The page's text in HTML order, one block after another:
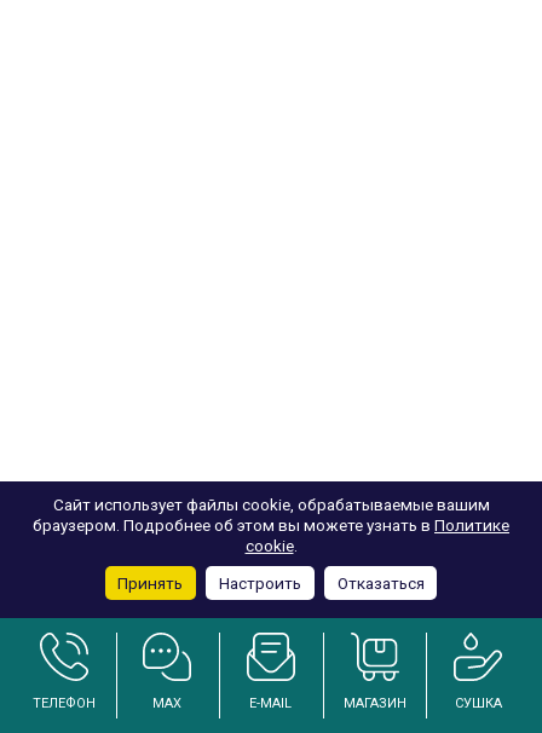
ТЕЛЕФОН MAX E-MAIL МАГАЗИН СУШКА
Сайт использует файлы cookie, обрабатываемые вашим
браузером. Подробнее об этом вы можете узнать в Политике
cookie.
Принять
Настроить Отказаться